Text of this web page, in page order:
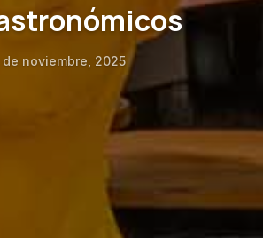
noviembre, 2025